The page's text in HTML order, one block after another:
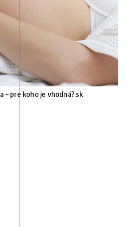
– pre koho je vhodná?.sk